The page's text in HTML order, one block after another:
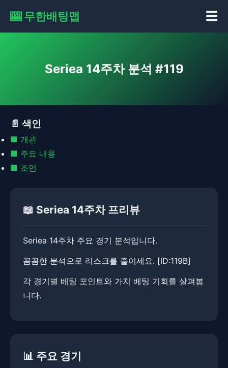
🎰 무한배팅맵 ☰
Seriea 14주차 분석 #119
📄 색인
■ 개관
■ 주요 내용
■ 조언
📖 Seriea 14주차 프리뷰
Seriea 14주차 주요 경기 분석입니다.
꼼꼼한 분석으로 리스크를 줄이세요. ​[ID:119B]
각 경기별 베팅 포인트와 가치 베팅 기회를 살펴봅
니다.
📊 주요 경기